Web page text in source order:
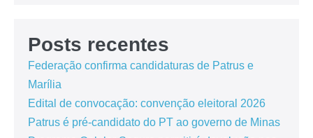
Posts recentes
Federação confirma candidaturas de Patrus e
Marília
Edital de convocação: convenção eleitoral 2026
Patrus é pré-candidato do PT ao governo de Minas